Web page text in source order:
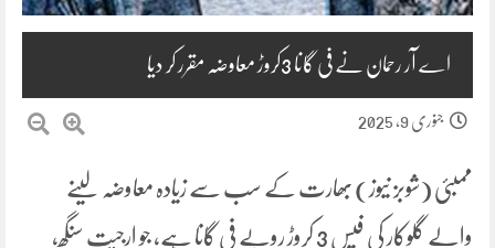
اے آر رحمان نے فی گانا 3کروڑ معاوضہ مقرر کر دیا
جنوری 9, 2025
ممبئی (شوبز نیوز) بھارت کے سب سے زیادہ معاوضہ لینے
والے گلوکار کی فیس 3 کروڑ روپے فی گانا ہے، جو ارجیت سنگھ،